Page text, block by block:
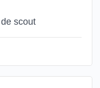
scout